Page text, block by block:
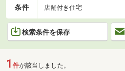
条件 店舗付き住宅
検索条件を保存
1 件が該当しました。